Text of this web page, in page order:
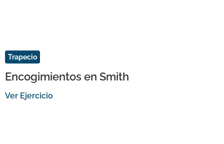
Trapecio
Encogimientos en Smith
Ver Ejercicio